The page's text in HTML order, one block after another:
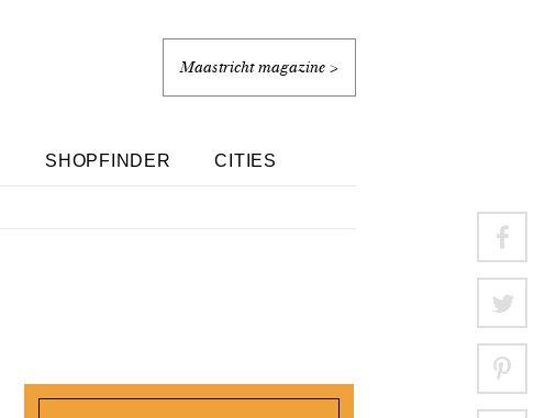
Maastricht magazine >
SHOPFINDER CITIES